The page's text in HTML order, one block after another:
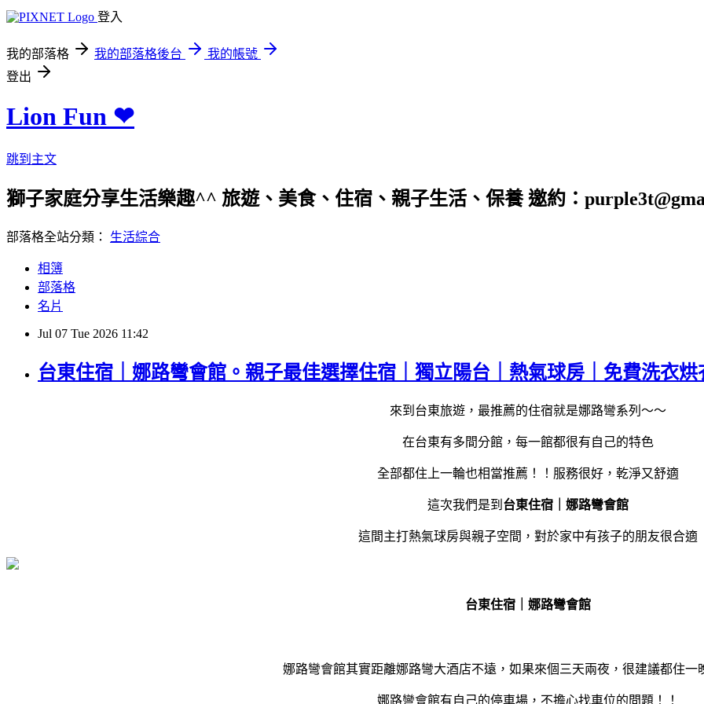
登入
我的部落格 我的部落格後台
我的帳號
登出
Lion Fun ❤
跳到主文
獅子家庭分享生活樂趣^^ 旅遊、美食、住宿、親子生活、保養 邀約：
部落格全站分類： 生活綜合
相簿
部落格
名片
Jul 07 Tue 2026 11:42
台東住宿｜娜路彎會館。親子最佳選擇住宿｜獨立陽台｜熱氣球房｜免費洗衣烘
來到台東旅遊，最推薦的住宿就是娜路彎系列～～
在台東有多間分館，每一館都很有自己的特色
全部都住上一輪也相當推薦！！服務很好，乾淨又舒適
這次我們是到 台東住宿｜娜路彎會館
這間主打熱氣球房與親子空間，對於家中有孩子的朋友很合適
台東住宿｜娜路彎會館
娜路彎會館其實距離娜路彎大酒店不遠，如果來個三天兩夜，很建議都住一
娜路彎會館有自己的停車場，不擔心找車位的問題！！